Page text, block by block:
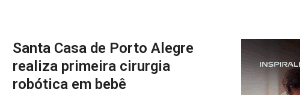
Santa Casa de Porto Alegre
realiza primeira cirurgia
robótica em bebê